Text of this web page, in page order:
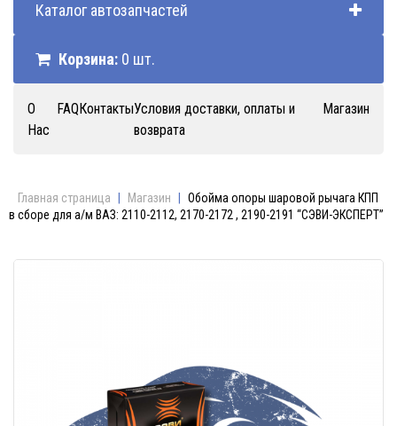
Каталог автозапчастей
Корзина: 0 шт.
О
Нас
FAQКонтактыУсловия доставки, оплаты и
возврата
Магазин
Главная страница Магазин
Обойма опоры шаровой рычага КПП
в сборе для а/м ВАЗ: 2110-2112, 2170-2172 , 2190-2191 “СЭВИ-ЭКСПЕРТ”